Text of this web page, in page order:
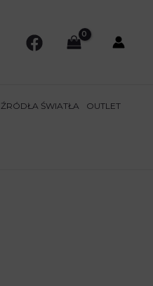
ŹRÓDŁA ŚWIATŁA OUTLET